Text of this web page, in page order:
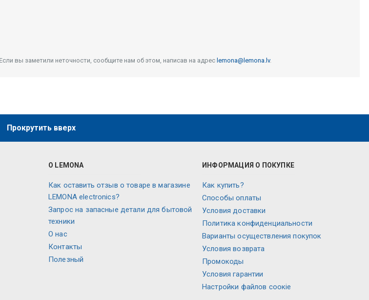
вы заметили неточности, сообщите нам об этом, написав на адрес lemona@lemona.lv.
Прокрутить вверх
О LEMONA
Как оставить отзыв о товаре в магазине
LEMONA electronics?
Запрос на запасные детали для бытовой
техники
О нас
Контакты
Полезный
ИНФОРМАЦИЯ О ПОКУПКЕ
Как купить?
Способы оплаты
Условия доставки
Политика конфиденциальности
Варианты осуществления покупок
Условия возврата
Промокоды
Условия гарантии
Настройки файлов соокіе